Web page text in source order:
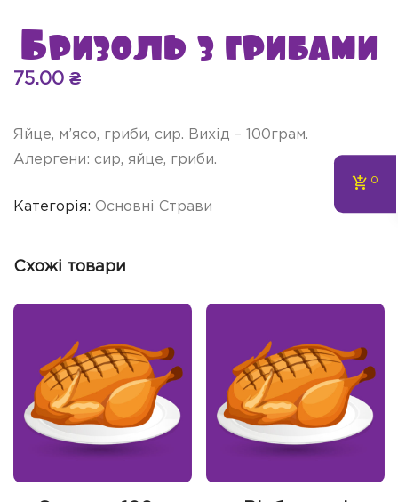
Бризоль з грибами
75.00 ₴
Яйце, м’ясо, гриби, сир. Вихід – 100грам.
Алергени: сир, яйце, гриби.
Категорія: Основні Страви
Схожі товари
0